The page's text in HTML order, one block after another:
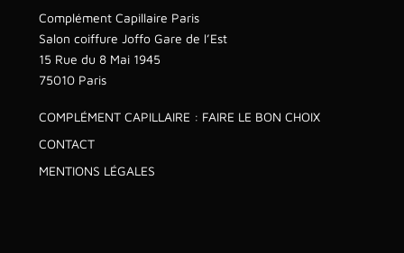
Complément Capillaire Paris
Salon coiffure Joffo Gare de l’Est
15 Rue du 8 Mai 1945
75010 Paris
COMPLÉMENT CAPILLAIRE : FAIRE LE BON CHOIX
CONTACT
MENTIONS LÉGALES